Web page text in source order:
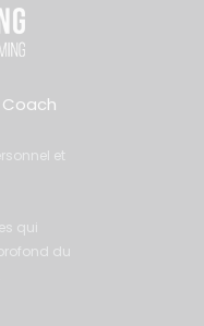
Coach
et
qui
du